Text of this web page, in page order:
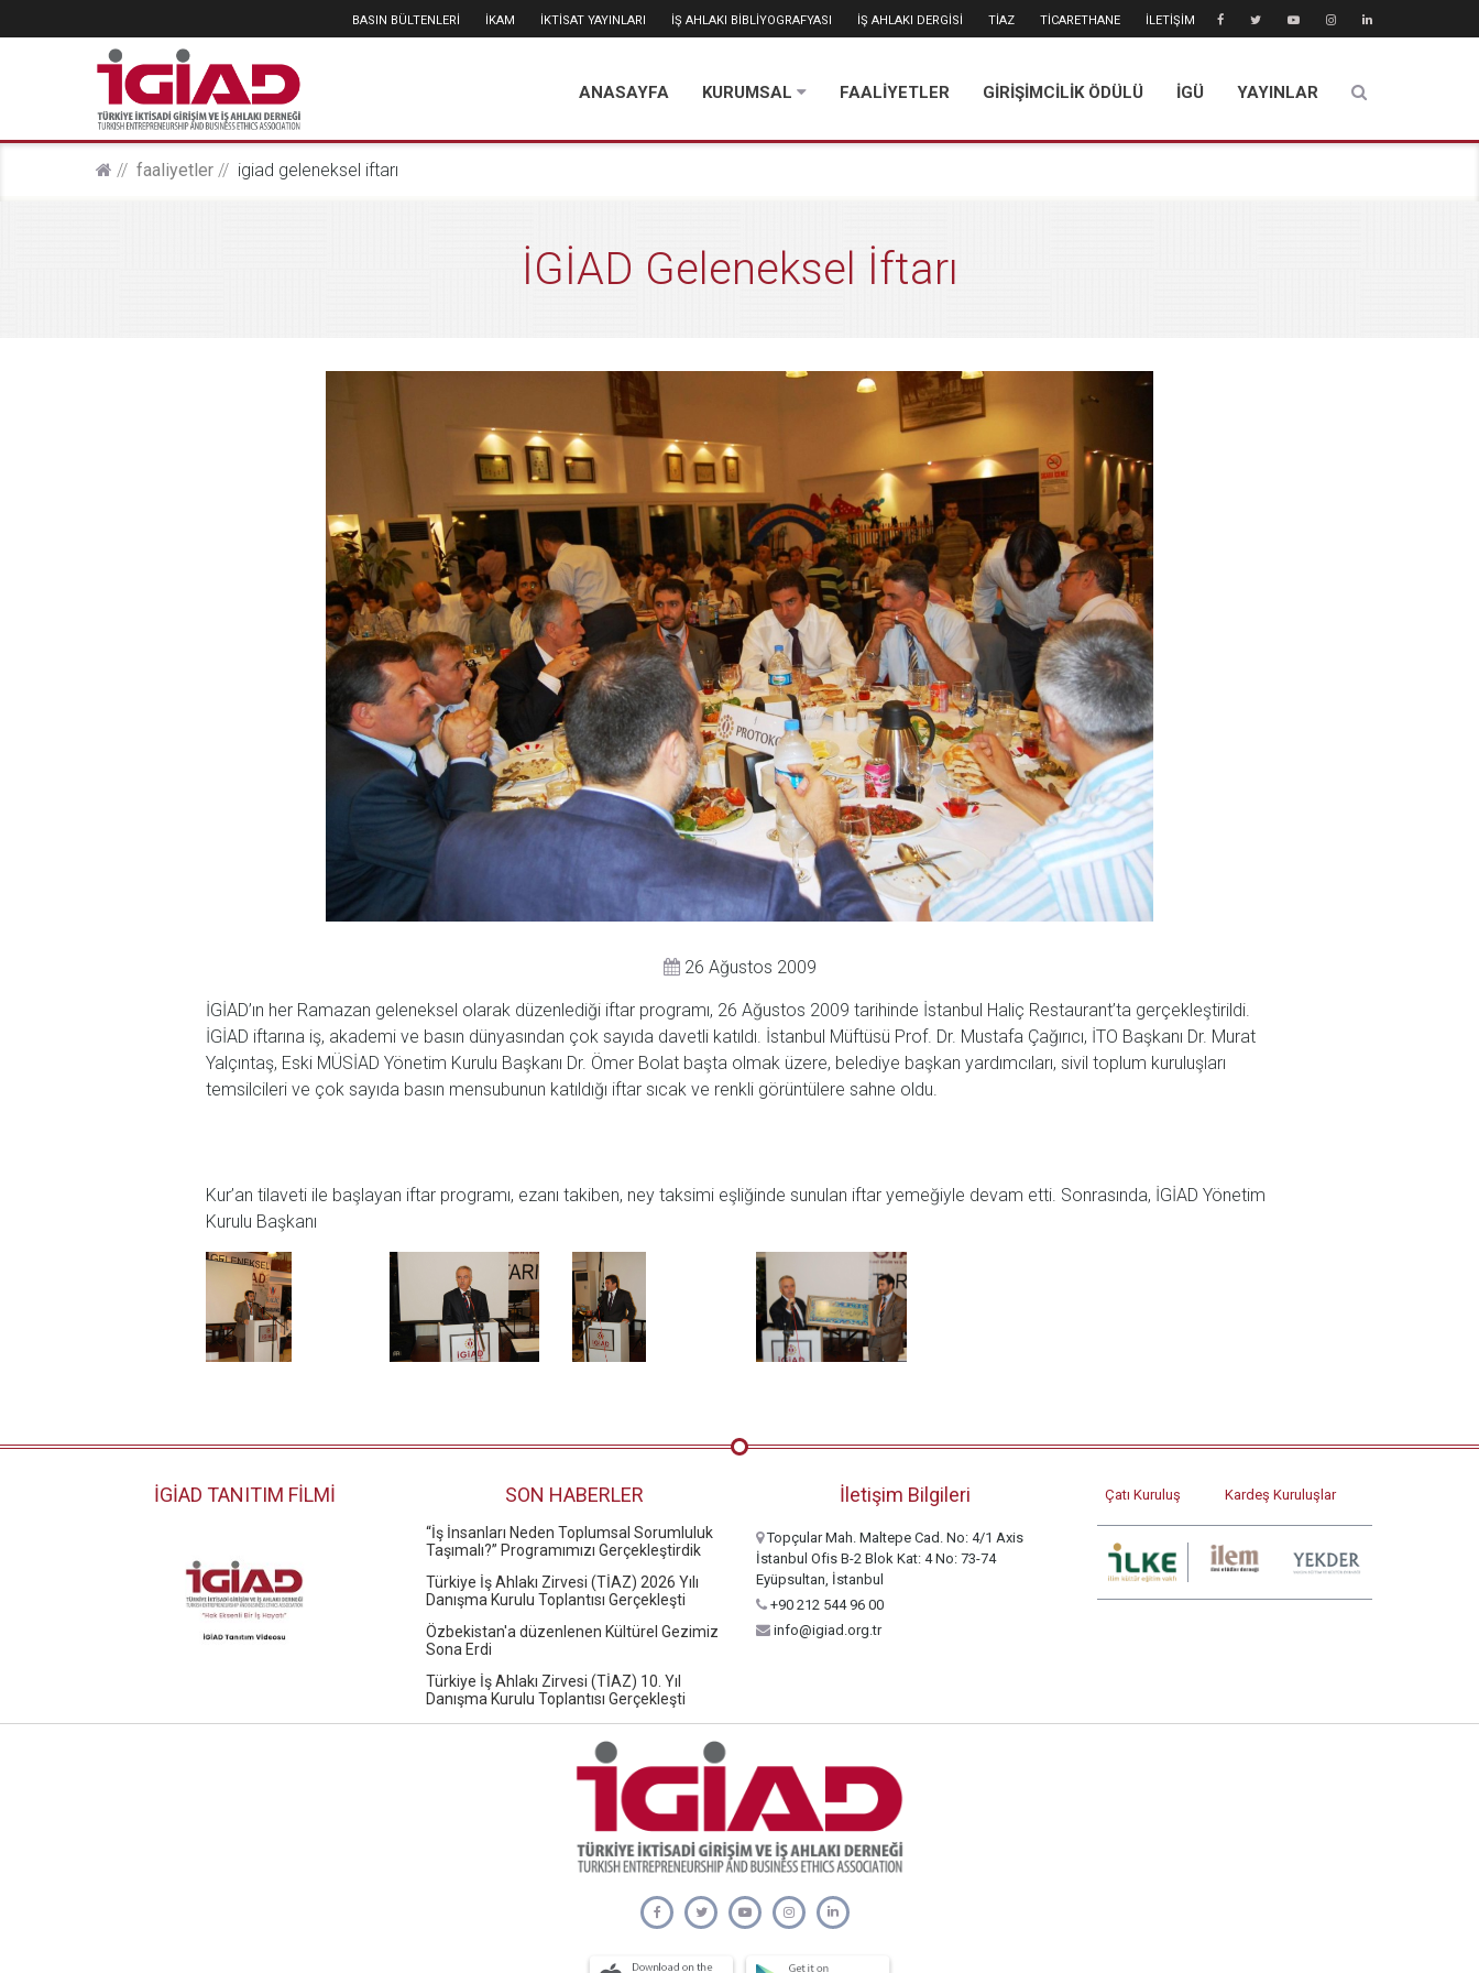
BASIN BÜLTENLERİ İKAM İKTİSAT YAYINLARI İŞ AHLAKI BİBLİYOGRAFYASI İŞ AHLAKI DERGİSİ TİAZ TİCARETHANE İLETİŞİM
ANASAYFA KURUMSAL FAALİYETLER GİRİŞİMCİLİK ÖDÜLÜ İGÜ YAYINLAR
faali̇yetler i̇gi̇ad geleneksel i̇ftarı
İGİAD Geleneksel İftarı
26 Ağustos 2009
İGİAD’ın her Ramazan geleneksel olarak düzenlediği iftar programı, 26 Ağustos 2009 tarihinde İstanbul Haliç Restaurant’ta gerçekleştirildi.
İGİAD iftarına iş, akademi ve basın dünyasından çok sayıda davetli katıldı. İstanbul Müftüsü Prof. Dr. Mustafa Çağırıcı, İTO Başkanı Dr. Murat
Yalçıntaş, Eski MÜSİAD Yönetim Kurulu Başkanı Dr. Ömer Bolat başta olmak üzere, belediye başkan yardımcıları, sivil toplum kuruluşları
temsilcileri ve çok sayıda basın mensubunun katıldığı iftar sıcak ve renkli görüntülere sahne oldu.
Kur’an tilaveti ile başlayan iftar programı, ezanı takiben, ney taksimi eşliğinde sunulan iftar yemeğiyle devam etti. Sonrasında, İGİAD Yönetim
Kurulu Başkanı
İGİAD TANITIM FİLMİ SON HABERLER
“İş İnsanları Neden Toplumsal Sorumluluk
Taşımalı?” Programımızı Gerçekleştirdik
Türkiye İş Ahlakı Zirvesi (TİAZ) 2026 Yılı
Danışma Kurulu Toplantısı Gerçekleşti
Özbekistan'a düzenlenen Kültürel Gezimiz
Sona Erdi
Türkiye İş Ahlakı Zirvesi (TİAZ) 10. Yıl
Danışma Kurulu Toplantısı Gerçekleşti
İletişim Bilgileri
Topçular Mah. Maltepe Cad. No: 4/1 Axis
İstanbul Ofis B-2 Blok Kat: 4 No: 73-74
Eyüpsultan, İstanbul
+90 212 544 96 00
info@igiad.org.tr
Çatı Kuruluş Kardeş Kuruluşlar